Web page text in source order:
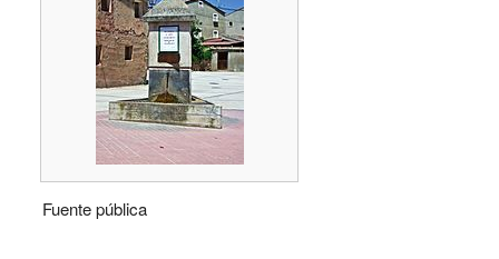
Fuente pública